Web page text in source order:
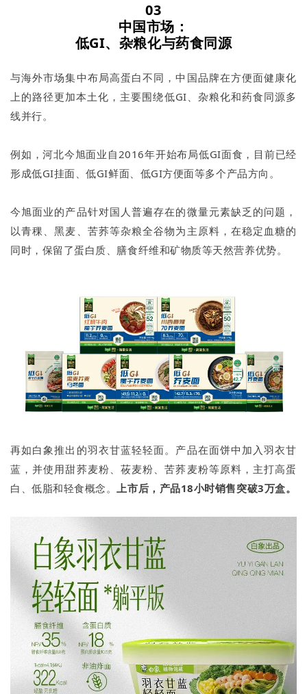
03
中国市场：
低GI、杂粮化与药食同源
与海外市场集中布局高蛋白不同，中国品牌在方便面健康化
上的路径更加本土化，主要围绕低GI、杂粮化和药食同源多
线并行。
例如，河北今旭面业自2016年开始布局低GI面食，目前已经
形成低GI挂面、低GI鲜面、低GI方便面等多个产品方向。
今旭面业的产品针对国人普遍存在的微量元素缺乏的问题，
以青稞、黑麦、苦荞等杂粮全谷物为主原料，在稳定血糖的
同时，保留了蛋白质、膳食纤维和矿物质等天然营养优势。
再如白象推出的羽衣甘蓝轻轻面。产品在面饼中加入羽衣甘
蓝，并使用甜荞麦粉、莜麦粉、苦荞麦粉等原料，主打高蛋
白、低脂和轻食概念。上市后，产品18小时销售突破3万盒。